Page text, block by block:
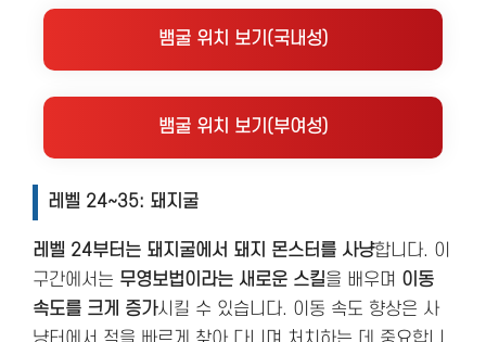
뱀굴 위치 보기(국내성)
뱀굴 위치 보기(부여성)
레벨 24~35: 돼지굴
레벨 24부터는 돼지굴에서 돼지 몬스터를 사냥합니다. 이
구간에서는 무영보법이라는 새로운 스킬을 배우며 이동
속도를 크게 증가시킬 수 있습니다. 이동 속도 향상은 사